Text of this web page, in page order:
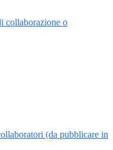
collaborazione o
(da pubblicare in